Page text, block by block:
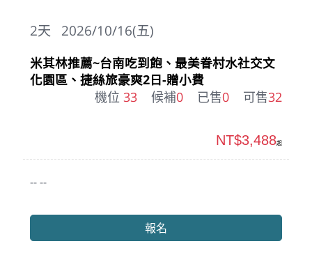
2026/10/16(五)
2天
米其林推薦~台南吃到飽、最美眷村水社交文
化園區、捷絲旅豪爽2日-贈小費
機位 33 候補0 已售0 可售32
-- --
NT$3,488起
報名